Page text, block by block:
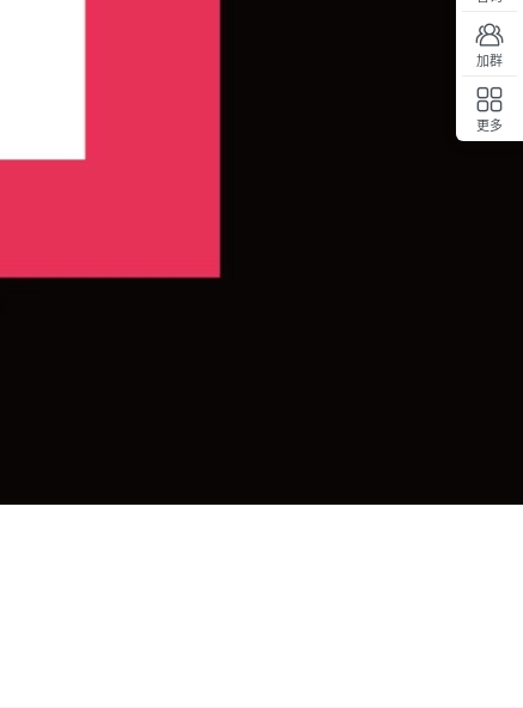
加群
更多
回顶部